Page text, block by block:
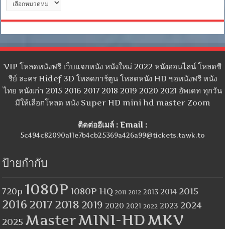
หมู่
VIP โหลดหนังฟรี เว็บแจกหนัง หนังใหม่ 2022 หนังออนไลน์ โหลดซี
รีย์ ละคร Hidef 3D โหลดการ์ตูน โหลดหนัง HD ขอหนังฟรี หนัง
ไทย หนังเก่า 2015 2016 2017 2018 2019 2020 2021 อัพเดท ทุกวัน
มีให้เลือกโหลด หนัง Super HD mini hd master Zoom
ติดต่ออีเมล์ : Email :
5c494c82090a11e7b4cb25369a426a99@tickets.tawk.to
ป้ายกำกับ
720p 1080P 1080P HQ 2011 2012 2013 2014 2015
2016 2017 2018 2019 2020 2021 2022 2023 2024
2025 MasterMINI-HDMKV